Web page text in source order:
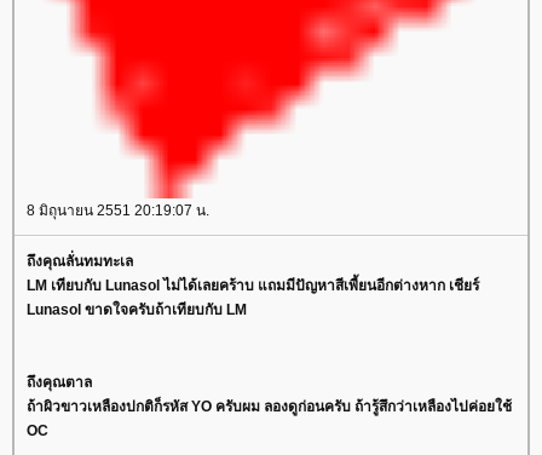
8 มิถุนายน 2551 20:19:07 น.
ถึงคุณลั่นทมทะเล
LM เทียบกับ Lunasol ไม่ได้เลยคร้าบ แถมมีปัญหาสีเพี้ยนอีกต่างหาก เชียร์
Lunasol ขาดใจครับถ้าเทียบกับ LM
ถึงคุณตาล
ถ้าผิวขาวเหลืองปกติก็รหัส YO ครับผม ลองดูก่อนครับ ถ้ารู้สึกว่าเหลืองไปค่อยใช้
OC